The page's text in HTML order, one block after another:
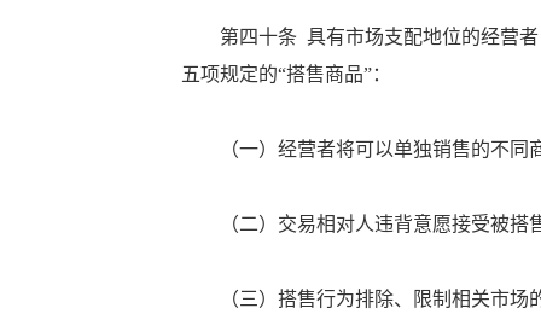
第四十条 具有市场支配地位的经营者
五项规定的“搭售商品”：
（一）经营者将可以单独销售的不同
（二）交易相对人违背意愿接受被搭
（三）搭售行为排除、限制相关市场